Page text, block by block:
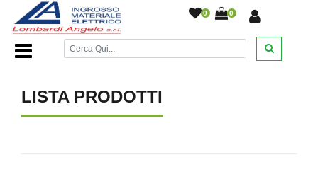
0 0
Home Page/SEM/
LISTA PRODOTTI